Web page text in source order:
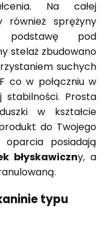
Na całej
również sprężyny
pod
stelaż zbudowano
suchych
co w połączniu w
stabilności. Prosta
w kształcie
do Twojego
oparcia posiadają
błyskawiczny, a
typu